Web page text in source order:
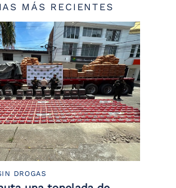
MÁS RECIENTES
DROGAS